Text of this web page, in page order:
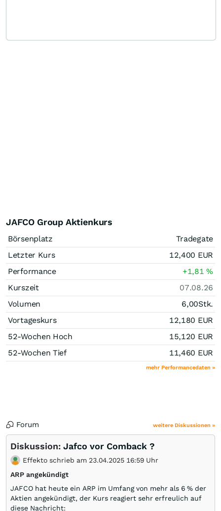
JAFCO Group Aktienkurs
Börsenplatz
Tradegate
Letzter Kurs
12,400 EUR
Performance
+1,81%
Kurszeit
07.08.26
Volumen
6,00Stk.
Vortageskurs
12,180 EUR
52-Wochen Hoch
15,120 EUR
52-Wochen Tief
11,460 EUR
mehr Performancedaten »
Forum weitere Diskussionen »
Diskussion: Jafco vor Comback ?
Effekto schrieb am 23.04.2025 16:59 Uhr
ARP angekündigt
JAFCO hat heute ein ARP im Umfang von mehr als 6 % der
Aktien angekündigt, der Kurs reagiert sehr erfreulich auf
diese Nachricht: